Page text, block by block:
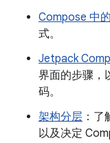
Compose 中
式。
Jetpack
界面的步骤，
码。
架构分层 ：
以及决定